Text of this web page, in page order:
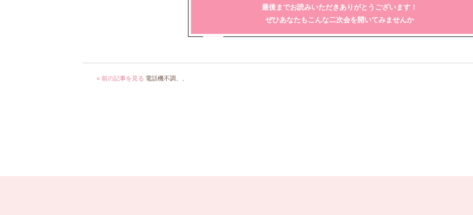
最後までお読みいただきありがとうございます！
ぜひあなたもこんな二次会を開いてみませんか
« 前の記事を見る 電話機不調、、